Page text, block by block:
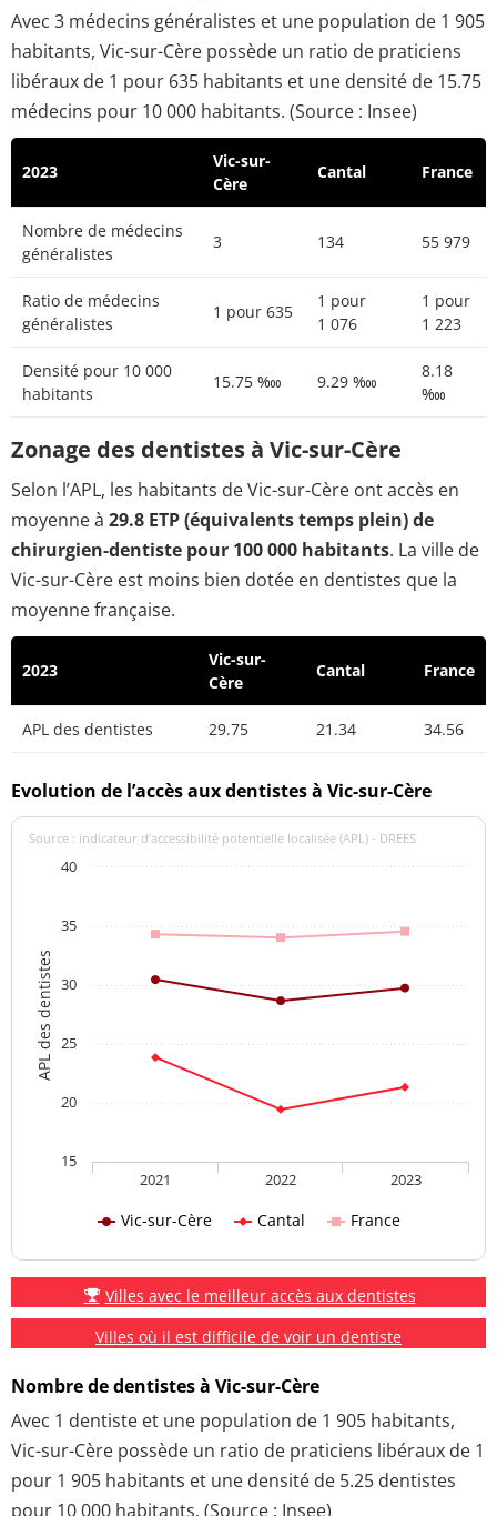
Avec 3 médecins généralistes et une population de 1 905
habitants, Vic-sur-Cère possède un ratio de praticiens
libéraux de 1 pour 635 habitants et une densité de 15.75
médecins pour 10 000 habitants. (Source : Insee)
2023
Vic-sur-
Cère
Cantal France
Nombre de médecins
généralistes
3 134 55 979
Ratio de médecins
généralistes
1 pour 635
1 pour
1 076
1 pour
1 223
Densité pour 10 000
habitants
15.75 ‱ 9.29 ‱
8.18
‱
Zonage des dentistes à Vic-sur-Cère
Selon l’APL, les habitants de Vic-sur-Cère ont accès en
moyenne à 29.8 ETP (équivalents temps plein) de
chirurgien-dentiste pour 100 000 habitants. La ville de
Vic-sur-Cère est moins bien dotée en dentistes que la
moyenne française.
2023
Vic-sur-
Cère
Cantal France
APL des dentistes 29.75 21.34 34.56
Evolution de l’accès aux dentistes à Vic-sur-Cère
APL des dentistes
Source : indicateur d’accessibilité potentielle localisée (APL) - DREES
Vic-sur-Cère Cantal France
2021 2022 2023
15
20
25
30
35
40
Villes avec le meilleur accès aux dentistes
Villes où il est difficile de voir un dentiste
Nombre de dentistes à Vic-sur-Cère
Avec 1 dentiste et une population de 1 905 habitants,
Vic-sur-Cère possède un ratio de praticiens libéraux de 1
pour 1 905 habitants et une densité de 5.25 dentistes
pour 10 000 habitants. (Source : Insee)